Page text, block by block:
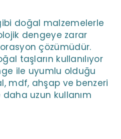
doğal malzemelerle
dengeye zarar
çözümüdür.
taşların kullanılıyor
ile uyumlu olduğu
mdf, ahşap ve benzeri
uzun kullanım